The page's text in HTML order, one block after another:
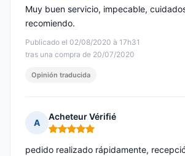
Publicado el 02/08/2020 à 17h31
tras una compra de 20/07/2020
Muy buen servicio, impecable,
recomiendo.
Opinión traducida
A
Acheteur Vérifié
Nota: 5 de 5
pedido realizado rápidamente,